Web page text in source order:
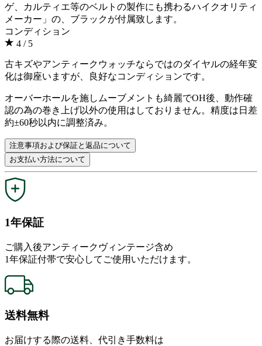
ゲ、カルティエ等のベルトの製作にも携わるハイクオリティ
メーカー」の、ブラックが付属致します。
コンディション
4 / 5
古キズやアンティークウォッチならではのダイヤルの経年変
化は御座いますが、良好なコンディションです。
オーバーホールを施しムーブメントも綺麗でOH後、動作確
認の為の巻き上げ以外の使用はしておりません。精度は日差
約±60秒以内に調整済み。
注意事項および保証と返品について
お支払い方法について
1年保証
ご購入後アンティークヴィンテージ含め
1年保証付帯で安心してご使用いただけます。
送料無料
お届けする際の送料、代引き手数料は